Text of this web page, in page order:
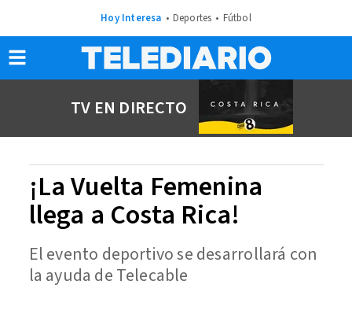
Hoy Interesa Deportes Fútbol
TV EN DIRECTO
¡La Vuelta Femenina
llega a Costa Rica!
El evento deportivo se desarrollará con
la ayuda de Telecable